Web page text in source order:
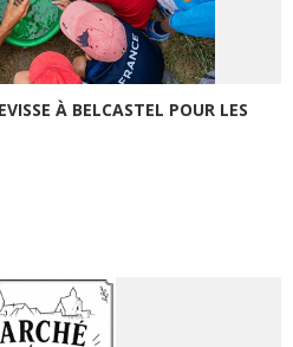
À BELCASTEL POUR LES